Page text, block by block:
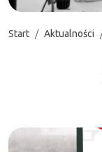
Start Aktualności